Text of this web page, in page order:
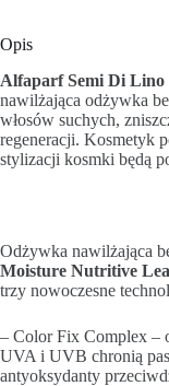
Opis
Alfaparf Semi Di
nawilżająca odżywka
włosów suchych,
regeneracji. Kosmetyk
stylizacji kosmki będą
Odżywka nawilżająca
Moisture Nutritive
trzy nowoczesne
– Color Fix Complex –
UVA i UVB chronią
antyoksydanty